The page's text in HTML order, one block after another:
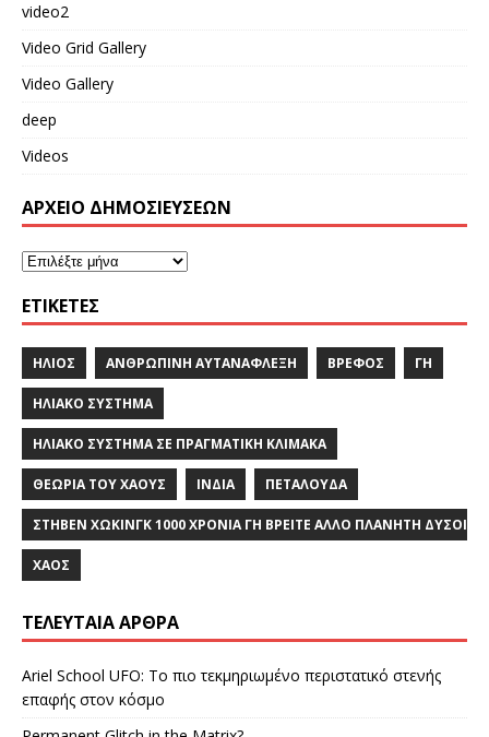
video2
Video Grid Gallery
Video Gallery
deep
Videos
ΑΡΧΕΙΟ ΔΗΜΟΣΙΕΥΣΕΩΝ
ΕΤΙΚΈΤΕΣ
ΉΛΙΟΣ ΑΝΘΡΏΠΙΝΗ ΑΥΤΑΝΑΦΛΕΞΗ ΒΡΈΦΟΣ ΓΗ
ΗΛΙΑΚΌ ΣΎΣΤΗΜΑ
ΗΛΙΑΚΌ ΣΎΣΤΗΜΑ ΣΕ ΠΡΑΓΜΑΤΙΚΉ ΚΛΊΜΑΚΑ
ΘΕΩΡΊΑ ΤΟΥ ΧΆΟΥΣ ΙΝΔΙΑ ΠΕΤΑΛΟΎΔΑ
ΣΤΗΒΕΝ ΧΩΚΙΝΓΚ 1000 ΧΡΟΝΙΑ ΓΗ ΒΡΕΙΤΕ ΑΛΛΟ ΠΛΑΝΗΤΗ
ΧΆΟΣ
ΤΕΛΕΥΤΑΊΑ ΆΡΘΡΑ
Ariel School UFO: Το πιο τεκμηριωμένο περιστατικό στενής
επαφής στον κόσμο